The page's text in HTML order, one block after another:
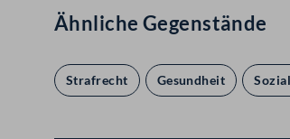
Ähnliche Gegenstände
Strafrecht Gesundheit